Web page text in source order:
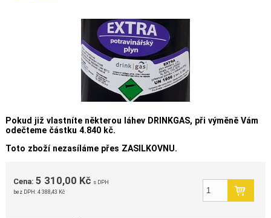
Pokud již vlastníte některou láhev DRINKGAS, při výměně Vám
odečteme částku 4.840 kč.
Toto zboží nezasíláme přes ZASILKOVNU.
Cena: 5 310,00 Kč s DPH
bez DPH:4 388,43 Kč